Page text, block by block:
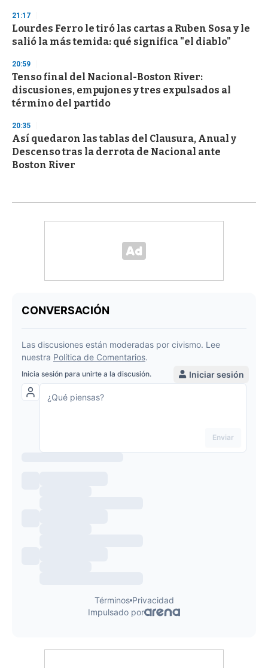
21:17
Lourdes Ferro le tiró las cartas a Ruben Sosa y le
salió la más temida: qué significa "el diablo"
20:59
Tenso final del Nacional-Boston River:
discusiones, empujones y tres expulsados al
término del partido
20:35
Así quedaron las tablas del Clausura, Anual y
Descenso tras la derrota de Nacional ante
Boston River